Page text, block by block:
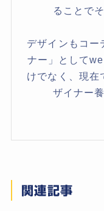
ることで
デザインもコー
ナー」として
けでなく、現在
ザイナー
関連記事